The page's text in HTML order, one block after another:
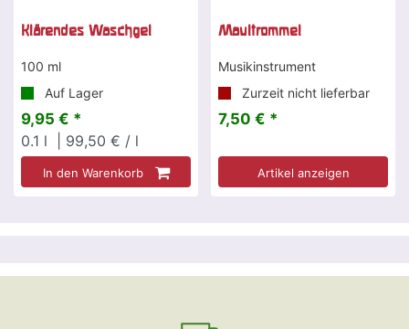
Klärendes Waschgel
100 ml
Auf Lager
9,95 € *
0.1 l | 99,50 € / l
In den Warenkorb
Maultrommel
Musikinstrument
Zurzeit nicht lieferbar
7,50 € *
Artikel anzeigen